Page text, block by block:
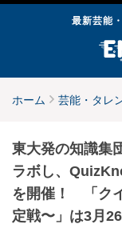
最新芸能
ホーム 芸能・タレ
東大発の知識集
ラボし、
を開催！ 「ク
定戦〜」は3月